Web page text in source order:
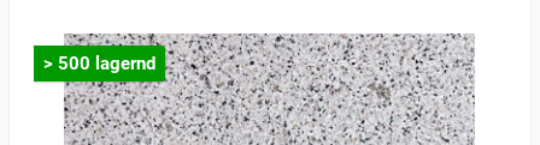
> 500 lagernd